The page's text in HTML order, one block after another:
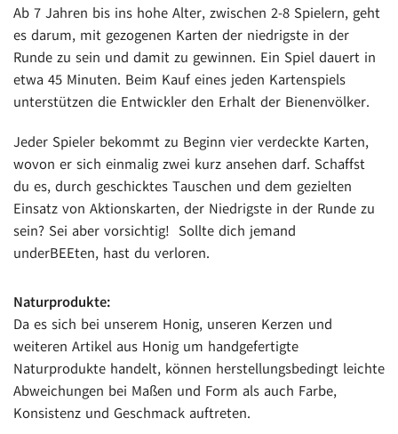
Ab 7 Jahren bis ins hohe Alter, zwischen 2-8 Spielern, geht
es darum, mit gezogenen Karten der niedrigste in der
Runde zu sein und damit zu gewinnen. Ein Spiel dauert in
etwa 45 Minuten. Beim Kauf eines jeden Kartenspiels
unterstützen die Entwickler den Erhalt der Bienenvölker.
Jeder Spieler bekommt zu Beginn vier verdeckte Karten,
wovon er sich einmalig zwei kurz ansehen darf. Schaffst
du es, durch geschicktes Tauschen und dem gezielten
Einsatz von Aktionskarten, der Niedrigste in der Runde zu
sein? Sei aber vorsichtig! Sollte dich jemand
underBEEten, hast du verloren.
Naturprodukte:
Da es sich bei unserem Honig, unseren Kerzen und
weiteren Artikel aus Honig um handgefertigte
Naturprodukte handelt, können herstellungsbedingt leichte
Abweichungen bei Maßen und Form als auch Farbe,
Konsistenz und Geschmack auftreten.